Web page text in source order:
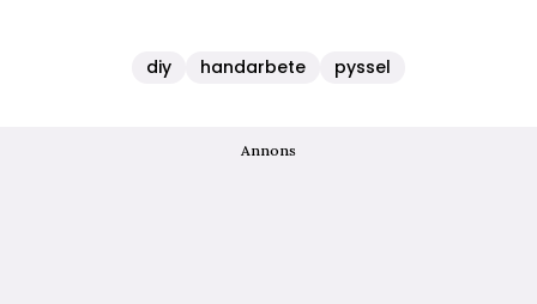
diy handarbete pyssel
Annons